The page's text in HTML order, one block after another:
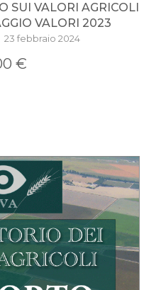
SUI VALORI AGRICOLI
VALORI 2023
febbraio 2024
€